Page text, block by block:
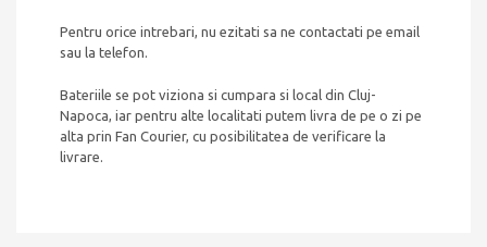
Pentru orice intrebari, nu ezitati sa ne contactati pe email
sau la telefon.
Bateriile se pot viziona si cumpara si local din Cluj-
Napoca, iar pentru alte localitati putem livra de pe o zi pe
alta prin Fan Courier, cu posibilitatea de verificare la
livrare.